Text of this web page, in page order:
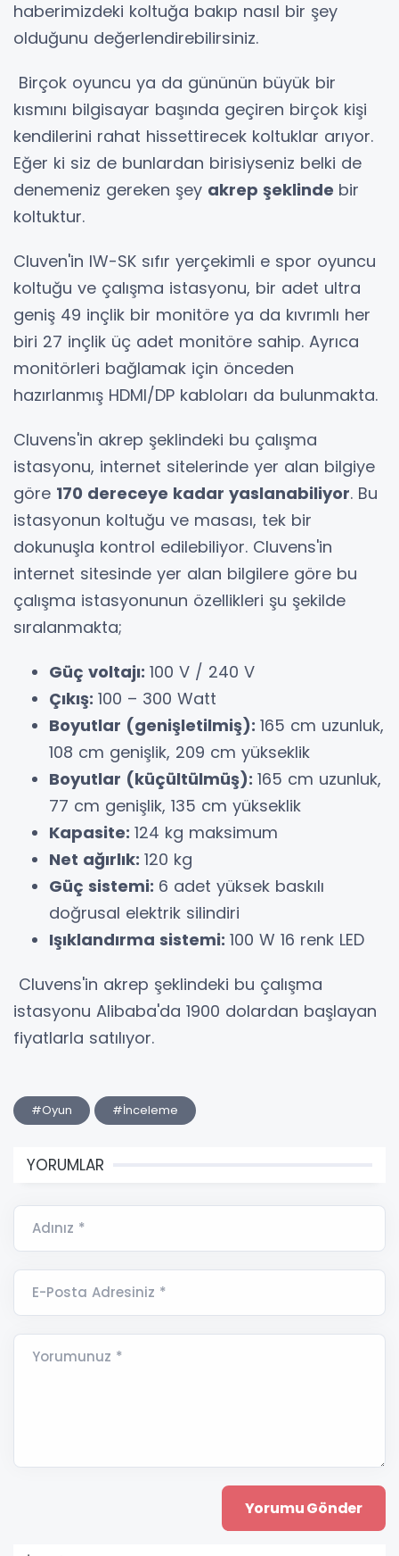
haberimizdeki koltuğa bakıp nasıl bir şey
olduğunu değerlendirebilirsiniz.
Birçok oyuncu ya da gününün büyük bir
kısmını bilgisayar başında geçiren birçok kişi
kendilerini rahat hissettirecek koltuklar arıyor.
Eğer ki siz de bunlardan birisiyseniz belki de
denemeniz gereken şey akrep şeklinde bir
koltuktur.
Cluven'in IW-SK sıfır yerçekimli e spor oyuncu
koltuğu ve çalışma istasyonu, bir adet ultra
geniş 49 inçlik bir monitöre ya da kıvrımlı her
biri 27 inçlik üç adet monitöre sahip. Ayrıca
monitörleri bağlamak için önceden
hazırlanmış HDMI/DP kabloları da bulunmakta.
Cluvens'in akrep şeklindeki bu çalışma
istasyonu, internet sitelerinde yer alan bilgiye
göre 170 dereceye kadar yaslanabiliyor. Bu
istasyonun koltuğu ve masası, tek bir
dokunuşla kontrol edilebiliyor. Cluvens'in
internet sitesinde yer alan bilgilere göre bu
çalışma istasyonunun özellikleri şu şekilde
sıralanmakta;
Güç voltajı: 100 V / 240 V
Çıkış: 100 – 300 Watt
Boyutlar (genişletilmiş): 165 cm uzunluk,
108 cm genişlik, 209 cm yükseklik
Boyutlar (küçültülmüş): 165 cm uzunluk,
77 cm genişlik, 135 cm yükseklik
Kapasite: 124 kg maksimum
Net ağırlık: 120 kg
Güç sistemi: 6 adet yüksek baskılı
doğrusal elektrik silindiri
Işıklandırma sistemi: 100 W 16 renk LED
Cluvens'in akrep şeklindeki bu çalışma
istasyonu Alibaba'da 1900 dolardan başlayan
fiyatlarla satılıyor.
#Oyun #İnceleme
YORUMLAR
Adınız *
E-Posta Adresiniz *
Yorumunuz *